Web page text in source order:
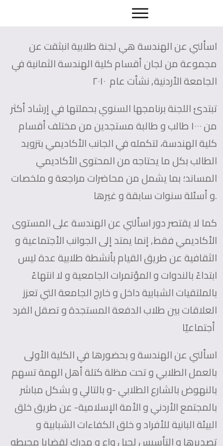
اسألني عن الهندسة هي لجنة طلابية انبثقت عن
مجموعة من لجان أقسام كلية الهندسة الثمانية في
الجامعة الأردنية, نشأت عام ٢٠١٠
تبتدئ اللجنة برنامجها السنوي بحملتها في إرشاد أكثر
من ١٠٠٠ طالب و طالبة مستجدين من مختلف أقسام
كلية الهندسة، لتكمله في الجانب الأكاديمي بتزويد
الطالب بكل ما يحتاجه من المحتوى الأكاديمي
المساند؛ بما يشمل من محاضرات مراجعة و ملخصات
و أسئلة سنوات سابقة و غيرها.
الأكاديمي فقط, إنما يمتد إلى الجوانب الأجتماعية و
الثقافية عن طريق القيام بأنشطة طلابية عدة ليس
ابتداءً بالندوات و المؤتمرات الجامعية و لا انتهاءً
بالملتقيات الشبابية داخل و خارج الجامعة التي تعزز
العلاقات بين طلاب الدفعة المستجدة و تصقل الفرد
اسألني عن الهندسة و بحضورها في الكلية الأولى
بالعمل الطلابي و تحت مظلة كتلة أهل الهمة تسهم
بالنهوض بالشارع الطلابي -و بالتالي و بشكل مباشر
بالمجتمع الأردني و الأمة الإسلامية- عن طريق خلق
البيئة البانية للأفراد و خلق الكفاءات الشبابية و
تصديرها و التأسيس لجيل واع و مدرك لقضايا محيطه